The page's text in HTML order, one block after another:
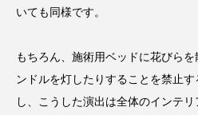
スマートウォッチ
セラミド保湿 セルフケア
いても同様です。
もちろん、施術用ベッドに花びら
ンドルを灯したりすることを禁止
し、こうした演出は全体のインテ